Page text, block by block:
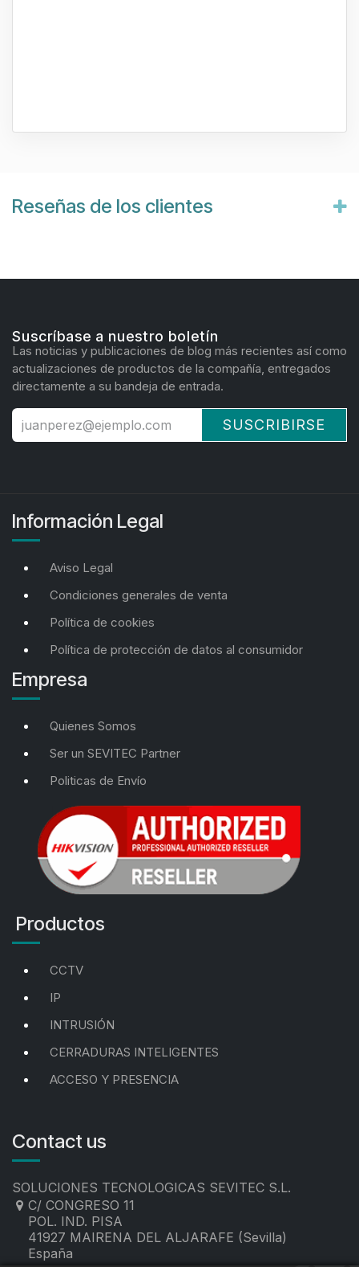
Reseñas de los clientes
Suscríbase a nuestro boletín
Las noticias y publicaciones de blog más recientes así como
actualizaciones de productos de la compañía, entregados
directamente a su bandeja de entrada.
SUSCRIBIRSE
Información Legal
Aviso Legal
Condiciones generales de venta
Política de cookies
Política de protección de datos al consumidor
Empresa
Quienes Somos
Ser un SEVITEC Partner
Politicas de Envío
Productos
CCTV
IP
INTRUSIÓN
CERRADURAS INTELIGENTES
ACCESO Y PRESENCIA
Contact us
SOLUCIONES TECNOLOGICAS SEVITEC S.L.
C/ CONGRESO 11
POL. IND. PISA
41927 MAIRENA DEL ALJARAFE (Sevilla)
España